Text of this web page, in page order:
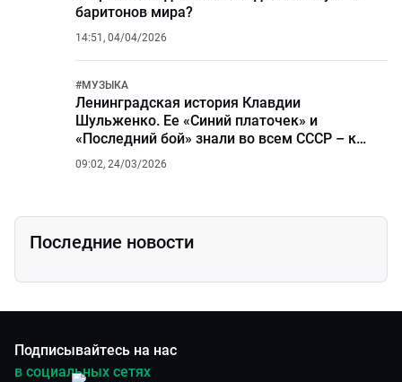
баритонов мира?
14:51, 04/04/2026
#МУЗЫКА
Ленинградская история Клавдии
Шульженко. Ее «Синий платочек» и
«Последний бой» знали во всем СССР – к
120-летию певицы
09:02, 24/03/2026
Последние новости
Подписывайтесь на нас
в социальных сетях